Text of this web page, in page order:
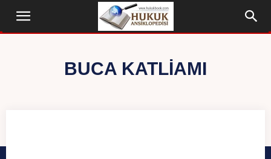
BUCA KATLIAMI